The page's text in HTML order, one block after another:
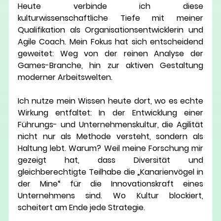
Heute verbinde ich diese
kulturwissenschaftliche Tiefe mit meiner
Qualifikation als Organisationsentwicklerin und
Agile Coach. Mein Fokus hat sich entscheidend
geweitet: Weg von der reinen Analyse der
Games-Branche, hin zur aktiven Gestaltung
moderner Arbeitswelten.
Ich nutze mein Wissen heute dort, wo es echte
Führungs- und Unternehmenskultur, die Agilität
nicht nur als Methode versteht, sondern als
Haltung lebt. Warum? Weil meine Forschung mir
gezeigt hat, dass Diversität und
gleichberechtigte Teilhabe die „Kanarienvögel in
der Mine“ für die Innovationskraft eines
Unternehmens sind. Wo Kultur blockiert,
scheitert am Ende jede Strategie.